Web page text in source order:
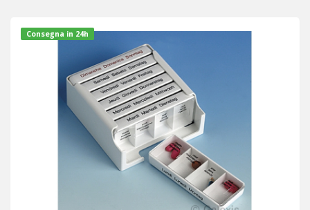
Consegna in 24h